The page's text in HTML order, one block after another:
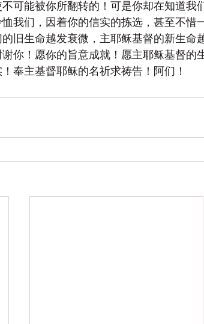
可能被你所翻转的！可是你却在知道我
我们，因着你的信实的拣选，甚至不惜
旧生命越发衰微，主耶稣基督的新生命
你！愿你的旨意成就！愿主耶稣基督的
奉主基督耶稣的名祈求祷告！阿们！